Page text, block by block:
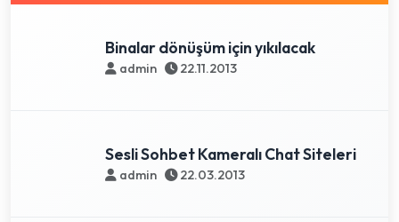
Binalar dönüşüm için yıkılacak
admin 22.11.2013
Sesli Sohbet Kameralı Chat Siteleri
admin 22.03.2013